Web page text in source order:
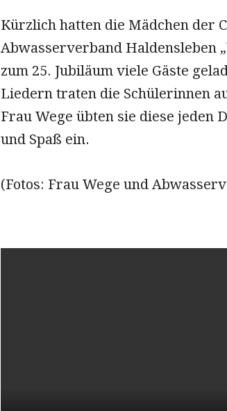
Kürzlich hatten die Mädchen der
Abwasserverband Haldensleben
zum 25. Jubiläum viele Gäste
Liedern traten die Schülerinnen
Frau Wege übten sie diese jeden
und Spaß ein.
(Fotos: Frau Wege und